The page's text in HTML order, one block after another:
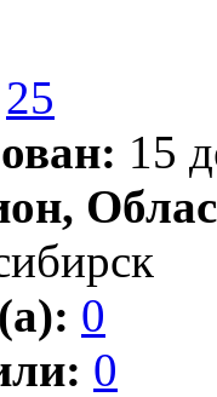
25
15
0
0